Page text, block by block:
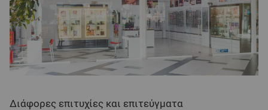
Διάφορες επιτυχίες και επιτεύγματα